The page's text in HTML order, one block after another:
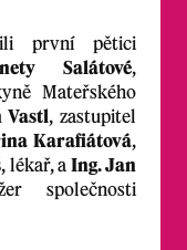
první pětici
Salátové,
Mateřského
Vastl, zastupitel
Karafiátová,
, lékař, a Ing. Jan
společnosti